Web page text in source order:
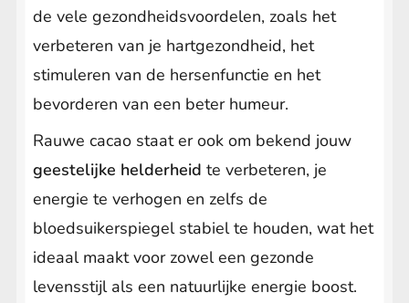
de vele gezondheidsvoordelen, zoals het
verbeteren van je hartgezondheid, het
stimuleren van de hersenfunctie en het
bevorderen van een beter humeur.
Rauwe cacao staat er ook om bekend jouw
geestelijke helderheid te verbeteren, je
energie te verhogen en zelfs de
bloedsuikerspiegel stabiel te houden, wat het
ideaal maakt voor zowel een gezonde
levensstijl als een natuurlijke energie boost.